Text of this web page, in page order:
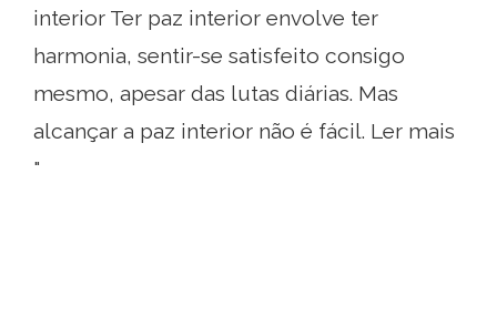
interior Ter paz interior envolve ter
harmonia, sentir-se satisfeito consigo
mesmo, apesar das lutas diárias. Mas
alcançar a paz interior não é fácil. Ler mais
"